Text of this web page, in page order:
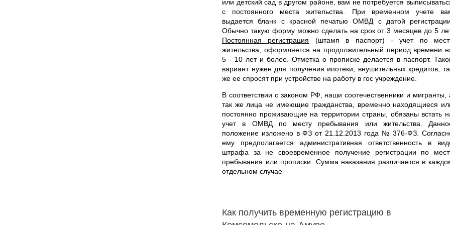
или детский сад в другом районе, вам не потребуется
с постоянного места жительства. При временном учете
выдается бланк с красной печатью ОМВД с датой регистрации.
Обычно такую форму можно сделать на срок от 3 месяцев до 5
Постоянная регистрация (штамп в паспорт) - учет по
жительства, оформляется на продолжительный период времени
5 - 10 лет и более. Отметка о прописке делается в паспорт.
вариант нужен для получения ипотеки, внушительных кредитов,
же ее спросят при устройстве на работу в гос учреждение.
В соответствии с законом РФ, наши соотечественники и мигранты,
так же лица не имеющие гражданства, временно находящиеся
постоянно проживающие на территории страны, обязаны встать
учет в ОМВД по месту пребывания или жительства.
положение изложено в ФЗ от 21.12.2013 года № 376-ФЗ.
ему предполагается административная ответственность в
штрафа за не своевременное получение регистрации по
пребывания или прописки. Сумма наказания различается в
отдельном случае
Как получить временную регистрацию в